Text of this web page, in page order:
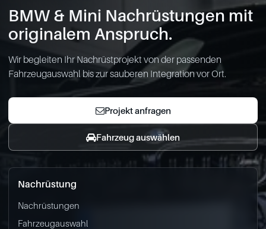
BMW & Mini Nachrüstungen mit
originalem Anspruch.
Wir begleiten Ihr Nachrüstprojekt von der passenden
Fahrzeugauswahl bis zur sauberen Integration vor Ort.
Projekt anfragen
Fahrzeug auswählen
Nachrüstung
Nachrüstungen
Fahrzeugauswahl